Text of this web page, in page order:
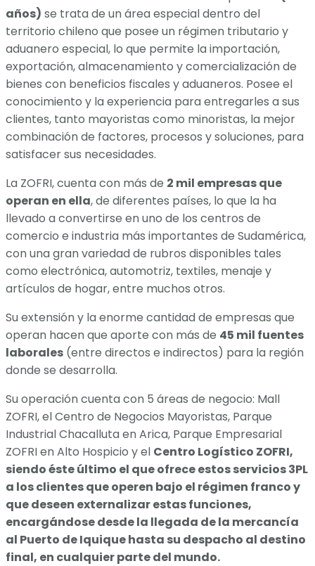
años) se trata de un área especial dentro del
territorio chileno que posee un régimen tributario y
aduanero especial, lo que permite la importación,
exportación, almacenamiento y comercialización de
bienes con beneficios fiscales y aduaneros. Posee el
conocimiento y la experiencia para entregarles a sus
clientes, tanto mayoristas como minoristas, la mejor
combinación de factores, procesos y soluciones, para
satisfacer sus necesidades.
La ZOFRI, cuenta con más de 2 mil empresas que
operan en ella, de diferentes países, lo que la ha
llevado a convertirse en uno de los centros de
comercio e industria más importantes de Sudamérica,
con una gran variedad de rubros disponibles tales
como electrónica, automotriz, textiles, menaje y
artículos de hogar, entre muchos otros.
Su extensión y la enorme cantidad de empresas que
operan hacen que aporte con más de 45 mil fuentes
laborales (entre directos e indirectos) para la región
donde se desarrolla.
Su operación cuenta con 5 áreas de negocio: Mall
ZOFRI, el Centro de Negocios Mayoristas, Parque
Industrial Chacalluta en Arica, Parque Empresarial
ZOFRI en Alto Hospicio y el Centro Logístico ZOFRI,
siendo éste último el que ofrece estos servicios 3PL
a los clientes que operen bajo el régimen franco y
que deseen externalizar estas funciones,
encargándose desde la llegada de la mercancía
al Puerto de Iquique hasta su despacho al destino
final, en cualquier parte del mundo.​